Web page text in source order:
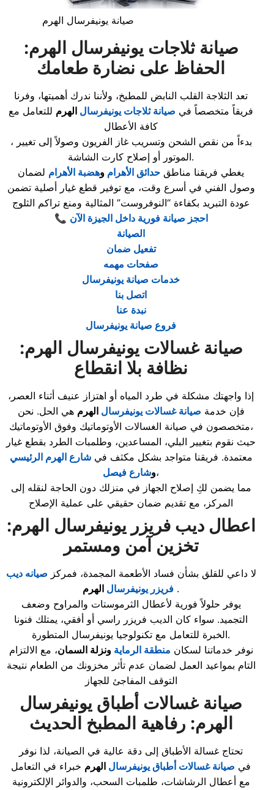
صيانة يونيفرسال الهرم
صيانة ثلاجات يونيفرسال الهرم:
الحفاظ على نضارة طعامك
تعد الثلاجة القلب النابض للمطبخ، ولأننا ندرك أهميتها، وفرنا
فريقاً متخصصاً في صيانة ثلاجات يونيفرسال الهرم للتعامل مع
كافة الأعطال
، بدءاً من نقص الشحن وتسريب غاز الفريون وصولاً إلى تغيير
الموتور أو إصلاح كارت الشاشة.
يغطي فريقنا مناطق حدائق الأهرام وهضبة الأهرام لضمان
وصول الفني في أسرع وقت، مع توفير قطع غيار أصلية تضمن
عودة التبريد بكفاءة “النوفروست” المثالية ومنع تراكم الثلوج
📞 احجز صيانة فورية داخل الجيزة الآن
الصيانة
تفعيل ضمان
صفحات مهمه
خدمات صيانة يونيفرسال
اتصل بنا
نبدة عنا
فروع صيانة يونيفرسال
صيانة غسالات يونيفرسال الهرم:
نظافة بلا انقطاع
إذا واجهتك مشكلة في طرد المياه أو اهتزاز عنيف أثناء العصر،
فإن خدمة صيانة غسالات يونيفرسال الهرم هي الحل. نحن
متخصصون في صيانة الغسالات الأوتوماتيك وفوق الأوتوماتيك،
حيث نقوم بتغيير البلي، المساعدين، وطلمبات الطرد بقطع غيار
معتمدة. فريقنا متواجد بشكل مكثف فيشارع الهرم الرئيسي
وشارع فيصل ،
مما يضمن لكِ إصلاح الجهاز في منزلك دون الحاجة لنقله إلى
المركز، مع تقديم ضمان حقيقي على عملية الإصلاح
اعطال ديب فريزر يونيفرسال الهرم:
تخزين آمن ومستمر
لا داعي للقلق بشأن فساد الأطعمة المجمدة، فمركز صيانه ديب
فريزر يونيفرسال الهرم
.
يوفر حلولاً فورية لأعطال الثرموستات والمراوح وضعف
التجميد. سواء كان الديب فريزر راسي أو أفقي، يمتلك فنونا
الخبرة للتعامل مع تكنولوجيا يونيفرسال المتطورة.
نوفر خدماتنا لسكان منطقة الرماية ونزلة السمان، مع الالتزام
التام بمواعيد العمل لضمان عدم تأثر مخزونك من الطعام نتيجة
التوقف المفاجئ للجهاز
صيانة غسالات أطباق يونيفرسال
الهرم: رفاهية المطبخ الحديث
تحتاج غسالة الأطباق إلى دقة عالية في الصيانة، لذا نوفر
في صيانة غسالات أطباق يونيفرسال الهرم خبراء في التعامل
مع أعطال الرشاشات، طلمبات السحب، والدوائر الإلكترونية